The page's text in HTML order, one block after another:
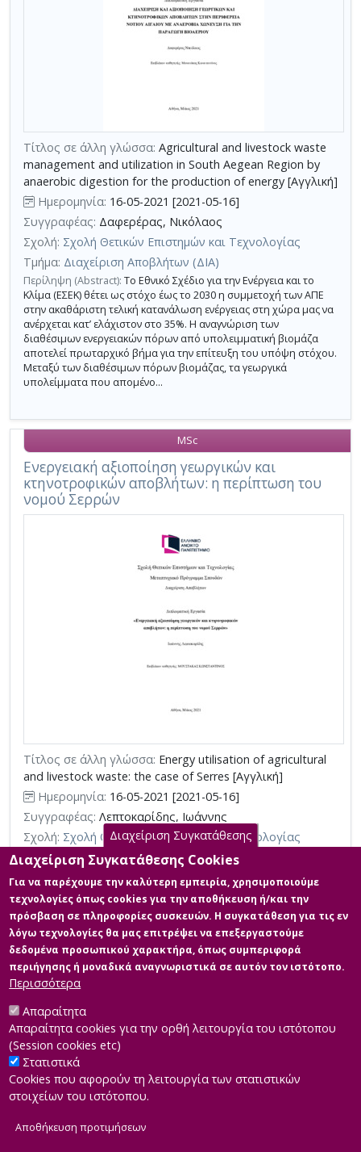
κριτηρίων
αναζήτησης
Τίτλος σε άλλη γλώσσα: Agricultural and livestock waste
management and utilization in South Aegean Region by
anaerobic digestion for the production of energy [Αγγλική]
Ημερομηνία: 16-05-2021 [2021-05-16]
Συγγραφέας: Δαφερέρας, Νικόλαος
Σχολή: Σχολή Θετικών Επιστημών και Τεχνολογίας
Τμήμα: Διαχείριση Αποβλήτων (ΔΙΑ)
Περίληψη (Abstract): Το Εθνικό Σχέδιο για την Ενέργεια και το
Κλίμα (ΕΣΕΚ) θέτει ως στόχο έως το 2030 η συμμετοχή των ΑΠΕ
στην ακαθάριστη τελική κατανάλωση ενέργειας στη χώρα μας να
ανέρχεται κατ’ ελάχιστον στο 35%. Η αναγνώριση των
διαθέσιμων ενεργειακών πόρων από υπολειμματική βιομάζα
αποτελεί πρωταρχικό βήμα για την επίτευξη του υπόψη στόχου.
Μεταξύ των διαθέσιμων πόρων βιομάζας, τα γεωργικά
υπολείμματα που απομένο...
Ενεργειακή αξιοποίηση γεωργικών και
κτηνοτροφικών αποβλήτων: η περίπτωση του
νομού Σερρών
MSc
Τίτλος σε άλλη γλώσσα: Energy utilisation of agricultural
and livestock waste: the case of Serres [Αγγλική]
Ημερομηνία: 16-05-2021 [2021-05-16]
Συγγραφέας: Λεπτοκαρίδης, Ιωάννης
Σχολή: Σχολή Θετικών Επιστημών και Τεχνολογίας
Τμήμα: Διαχείριση Αποβλήτων (ΔΙΑ)
Περίληψη (Abstract):
Η χρήση ανανεώσιμων πηγών ενέργειας
(ΑΠΕ) αποτελεί λύση για την μείωση των αερίων του
θερμοκηπίου και κατά επέκταση λύση στην κλιματική αλλαγή.
Επίσης αποτελεί διέξοδο απεξάρτησης από τα ορυκτά καύσιμα
και τις δυσμενείς κατά χρονικά διαστήματα συνέπειες εξάρτησης
από αυτά που σε ακραία σενάρια καταλήγουν και σε πολεμικές
συρράξεις μεταξύ χωρών. Μία από τις ΑΠΕ αποτελεί και η
βιομάζα. Η παρούσα διπ...
Developed byINTEROPTICS
Διαχείριση Συγκατάθεσης
Διαχείριση Συγκατάθεσης Cookies
Για να παρέχουμε την καλύτερη εμπειρία, χρησιμοποιούμε
τεχνολογίες όπως cookies για την αποθήκευση ή/και την
πρόσβαση σε πληροφορίες συσκευών. Η συγκατάθεση για τις εν
λόγω τεχνολογίες θα μας επιτρέψει να επεξεργαστούμε
δεδομένα προσωπικού χαρακτήρα, όπως συμπεριφορά
περιήγησης ή μοναδικά αναγνωριστικά σε αυτόν τον ιστότοπο.
Περισσότερα
Απαραίτητα
Απαραίτητα cookies για την ορθή λειτουργία του ιστότοπου
(Session cookies etc)
Στατιστικά
Cookies που αφορούν τη λειτουργία των στατιστικών
στοιχείων του ιστότοπου.
Αποθήκευση προτιμήσεων